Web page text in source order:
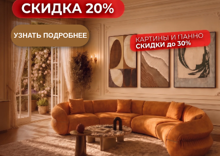
© 2026 Sky Living
Политика конфиденциальности
+7 (958) 202-41-41
+7 (499) 916-60-66
+7 (932) 021-99-97
+7 (499) 916-60-10,
Политика возврата товаров
Sales@skyliving.ru
Ежедневно, с 10:00 до 21:00
Telegram и YouTube ограничены на территории РФ
(на основании ФЗ-149 "Об информации")